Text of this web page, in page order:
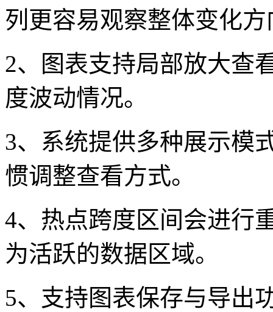
列更容易观察整体变化方
2、图表支持局部放大查
度波动情况。
3、系统提供多种展示模
惯调整查看方式。
4、热点跨度区间会进行
为活跃的数据区域。
5、支持图表保存与导出